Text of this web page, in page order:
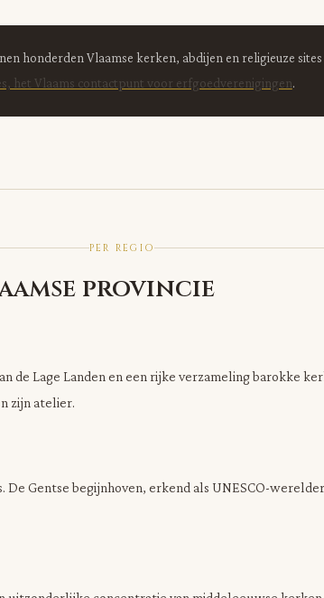
honderden Vlaamse kerken, abdijen en religieuze
het Vlaams contactpunt voor erfgoedverenigingen.
PER REGIO
provincie
Lage Landen en een rijke verzameling barokke
zijn atelier.
Gentse begijnhoven, erkend als UNESCO-